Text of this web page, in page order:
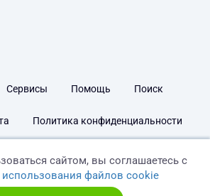
Сервисы Помощь Поиск
Политика конфиденциальности
сайтом, вы соглашаетесь с
использования файлов cookie